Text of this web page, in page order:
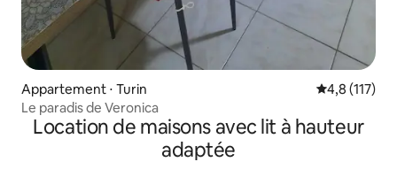
Appartement ⋅ Turin Évaluation
4,8 (117)
Le paradis de Veronica
Location de maisons avec lit à hauteur
adaptée